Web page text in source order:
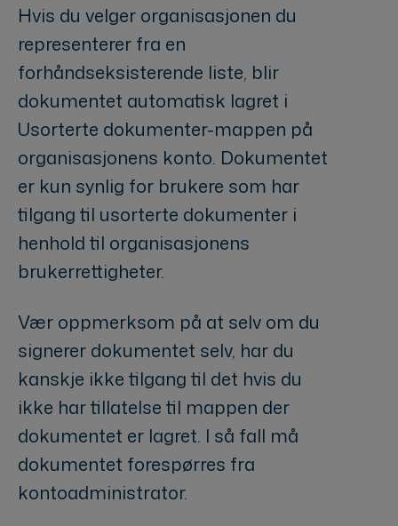
Hvis du velger organisasjonen du
representerer fra en
forhåndseksisterende liste, blir
dokumentet automatisk lagret i
Usorterte dokumenter-mappen på
organisasjonens konto. Dokumentet
er kun synlig for brukere som har
tilgang til usorterte dokumenter i
henhold til organisasjonens
brukerrettigheter.
Vær oppmerksom på at selv om du
signerer dokumentet selv, har du
kanskje ikke tilgang til det hvis du
ikke har tillatelse til mappen der
dokumentet er lagret. I så fall må
dokumentet forespørres fra
kontoadministrator.